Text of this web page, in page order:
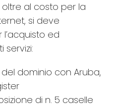
al costo per la
si deve
ed
servizi:
dominio con Aruba,
di n. 5 caselle